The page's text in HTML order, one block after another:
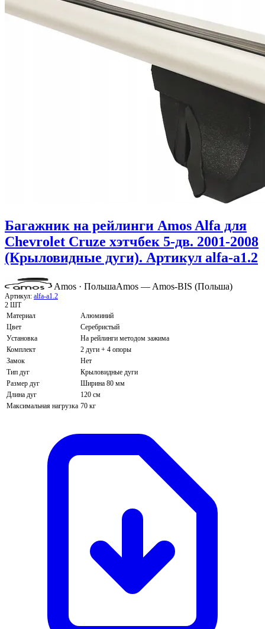
Багажник на рейлинги Amos Alfa для
Chevrolet Cruze хэтчбек 5-дв. 2001-2008
(Крыловидные дуги). Артикул alfa-a1.2
Amos · ПольшаAmos — Amos-BIS (Польша)
Артикул: alfa-a1.2
2 ШТ
Материал
Алюминий
Цвет
Серебристый
Установка
На рейлинги методом зажима
Комплект
2 дуги + 4 опоры
Замок
Нет
Тип дуг
Крыловидные дуги
Размер дуг
Ширина 80 мм
Длина дуг
120 см
Максимальная нагрузка 70 кг